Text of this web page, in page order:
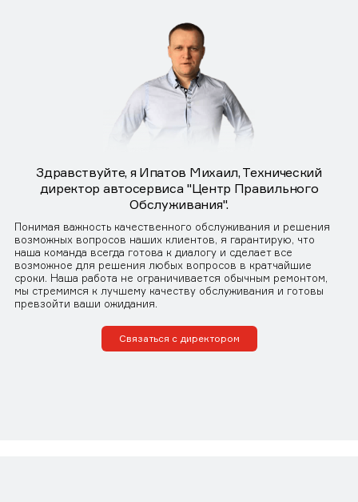
Здравствуйте, я Ипатов Михаил, Технический
директор автосервиса "Центр Правильного
Обслуживания".
Понимая важность качественного обслуживания и решения
возможных вопросов наших клиентов, я гарантирую, что
наша команда всегда готова к диалогу и сделает все
возможное для решения любых вопросов в кратчайшие
сроки. Наша работа не ограничивается обычным ремонтом,
мы стремимся к лучшему качеству обслуживания и готовы
превзойти ваши ожидания.
Связаться с директором